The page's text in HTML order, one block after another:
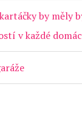
by měly
v každé